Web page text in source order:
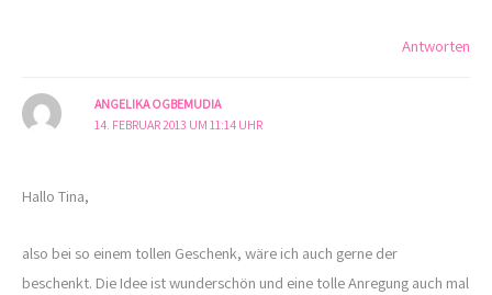
Antworten
ANGELIKA OGBEMUDIA
14. FEBRUAR 2013 UM 11:14 UHR
Hallo Tina,
also bei so einem tollen Geschenk, wäre ich auch gerne der
beschenkt. Die Idee ist wunderschön und eine tolle Anregung auch mal